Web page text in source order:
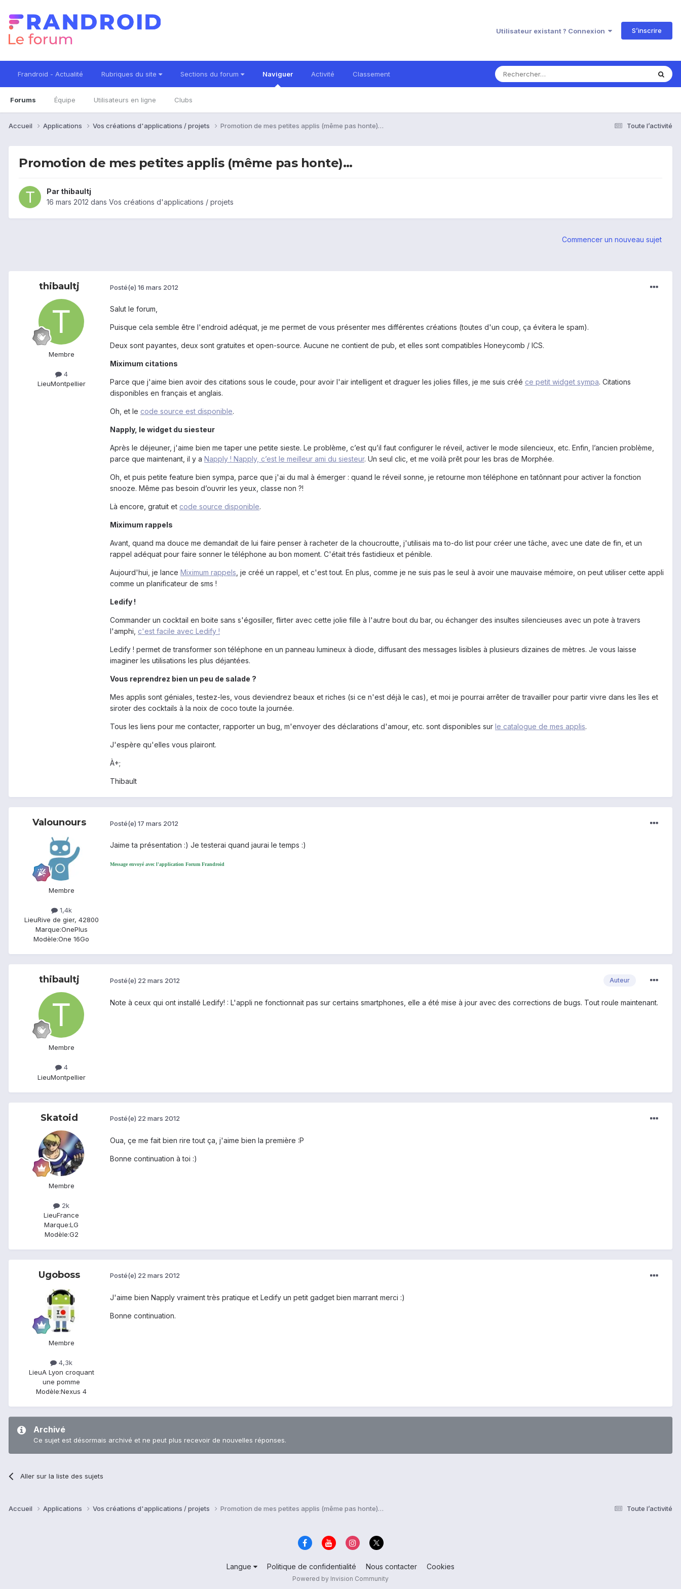
Utilisateur existant ? Connexion S’inscrire
Frandroid - Actualité Rubriques du site Sections du forum Naviguer
Forums Équipe Utilisateurs en ligne Clubs
Activité Classement
Toute l’activité
Accueil Applications Vos créations d'applications / projets Promotion de mes petites applis (même pas honte)…
Promotion de mes petites applis (même pas honte)…
Par thibaultj
16 mars 2012 dans Vos créations d'applications / projets
Commencer un nouveau sujet
thibaultj
Membre
4
LieuMontpellier
Posté(e) 16 mars 2012
Salut le forum,
Puisque cela semble être l'endroid adéquat, je me permet de vous présenter mes différentes créations (toutes d'un coup, ça évitera le spam).
Deux sont payantes, deux sont gratuites et open-source. Aucune ne contient de pub, et elles sont compatibles Honeycomb / ICS.
Miximum citations
Parce que j'aime bien avoir des citations sous le coude, pour avoir l'air intelligent et draguer les jolies filles, je me suis créé ce petit widget sympa. Citations
disponibles en français et anglais.
Oh, et le code source est disponible.
Napply, le widget du siesteur
Après le déjeuner, j'aime bien me taper une petite sieste. Le problème, c’est qu’il faut configurer le réveil, activer le mode silencieux, etc. Enfin, l’ancien problème,
parce que maintenant, il y a Napply ! Napply, c’est le meilleur ami du siesteur. Un seul clic, et me voilà prêt pour les bras de Morphée.
Oh, et puis petite feature bien sympa, parce que j'ai du mal à émerger : quand le réveil sonne, je retourne mon téléphone en tatônnant pour activer la fonction
snooze. Même pas besoin d’ouvrir les yeux, classe non ?!
Là encore, gratuit et code source disponible.
Miximum rappels
Avant, quand ma douce me demandait de lui faire penser à racheter de la choucroutte, j'utilisais ma to-do list pour créer une tâche, avec une date de fin, et un
rappel adéquat pour faire sonner le téléphone au bon moment. C'était trés fastidieux et pénible.
Aujourd'hui, je lance Miximum rappels , je créé un rappel, et c'est tout. En plus, comme je ne suis pas le seul à avoir une mauvaise mémoire, on peut utiliser cette appli
comme un planificateur de sms !
Ledify !
Commander un cocktail en boite sans s'égosiller, flirter avec cette jolie fille à l'autre bout du bar, ou échanger des insultes silencieuses avec un pote à travers
l'amphi, c'est facile avec Ledify !
Ledify ! permet de transformer son téléphone en un panneau lumineux à diode, diffusant des messages lisibles à plusieurs dizaines de mètres. Je vous laisse
imaginer les utilisations les plus déjantées.
Vous reprendrez bien un peu de salade ?
Mes applis sont géniales, testez-les, vous deviendrez beaux et riches (si ce n'est déjà le cas), et moi je pourrai arrêter de travailler pour partir vivre dans les îles et
siroter des cocktails à la noix de coco toute la journée.
Tous les liens pour me contacter, rapporter un bug, m'envoyer des déclarations d'amour, etc. sont disponibles sur le catalogue de mes applis.
J'espère qu'elles vous plairont.
À+;
Thibault
Valounours
Membre
1,4k
LieuRive de gier, 42800
Marque:OnePlus
Modèle:One 16Go
Posté(e) 17 mars 2012
Jaime ta présentation :) Je testerai quand jaurai le temps :)
Message envoyé avec l'application Forum Frandroid
thibaultj
Membre
4
LieuMontpellier
Auteur
Posté(e) 22 mars 2012
Note à ceux qui ont installé Ledify! : L'appli ne fonctionnait pas sur certains smartphones, elle a été mise à jour avec des corrections de bugs. Tout roule maintenant.
Skatoid
Membre
2k
LieuFrance
Marque:LG
Modèle:G2
Posté(e) 22 mars 2012
Oua, çe me fait bien rire tout ça, j'aime bien la première :P
Bonne continuation à toi :)
Ugoboss
Membre
4,3k
LieuA Lyon croquant
une pomme
Modèle:Nexus 4
Posté(e) 22 mars 2012
J'aime bien Napply vraiment très pratique et Ledify un petit gadget bien marrant merci :)
Bonne continuation.
Archivé
Ce sujet est désormais archivé et ne peut plus recevoir de nouvelles réponses.
Aller sur la liste des sujets
Toute l’activité
Accueil Applications Vos créations d'applications / projets Promotion de mes petites applis (même pas honte)…
Langue Politique de confidentialité Nous contacter Cookies
Powered by Invision Community